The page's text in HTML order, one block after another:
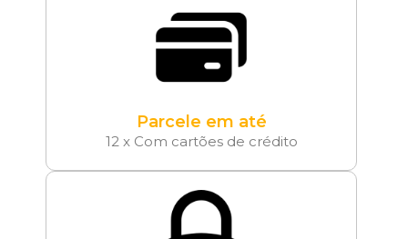
Parcele em até
12 x Com cartões de crédito